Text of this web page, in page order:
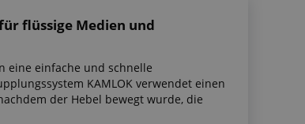
flüssige Medien und
eine einfache und schnelle
KAMLOK verwendet einen
der Hebel bewegt wurde, die